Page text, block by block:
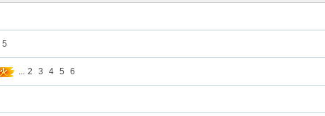
5
... 2 3 4 5 6